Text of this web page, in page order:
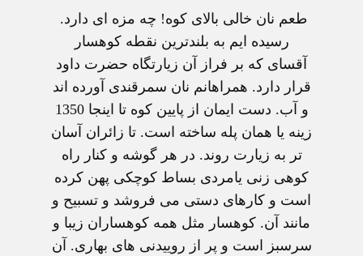
طعم نان خالی بالای کوه! چه مزه ای دارد.
رسيده ايم به بلندترين نقطه کوهسار
آقسای که بر فراز آن زيارتگاه حضرت داود
قرار دارد. همراهانم نان سمرقندی آورده اند
و آب. دست ايمان از پايين کوه تا اينجا 1350
زينه يا همان پله ساخته است. تا زائران آسان
تر به زيارت روند. در هر گوشه و کنار راه
کوهی زنی يامردی بساط کوچکی پهن کرده
است و کارهای دستی می فروشد و تسبيح و
مانند آن. کوهسار مثل همه کوهساران زيبا و
سرسبز است و پر از روييدنی های بهاری. آن